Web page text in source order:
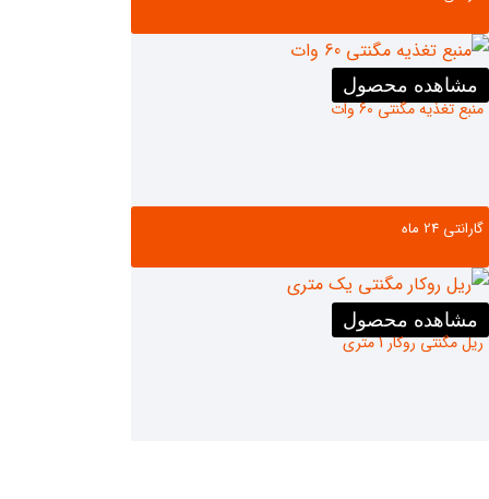
مشاهده محصول
منبع تغذیه مگنتی 60 وات
مشاهده محصول
گارانتی ‌24 ماه
ریل مگنتی روکار 1 متری